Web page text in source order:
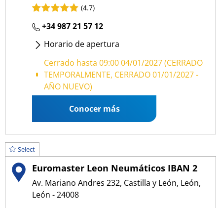
(4.7)
+34 987 21 57 12
Horario de apertura
Lunes- Viernes:09:00 13:30/15:30 19:00
Cerrado hasta 09:00 04/01/2027 (CERRADO
TEMPORALMENTE, CERRADO 01/01/2027 -
AÑO NUEVO)
Conocer más
Select
Euromaster Leon Neumáticos IBAN 2
Av. Mariano Andres 232, Castilla y León, León,
León - 24008